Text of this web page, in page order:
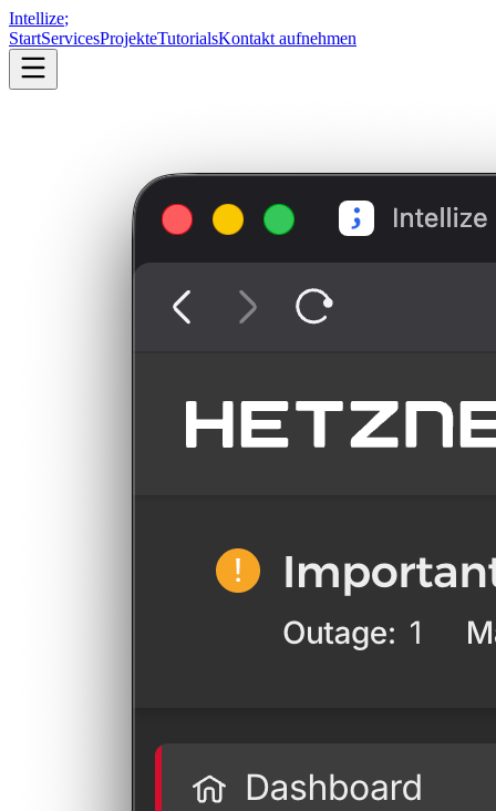
Intellize;
StartServicesProjekteTutorialsKontakt aufnehmen